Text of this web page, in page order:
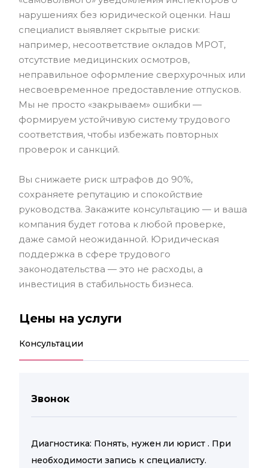
нарушениях без юридической оценки. Наш
специалист выявляет скрытые риски:
например, несоответствие окладов МРОТ,
отсутствие медицинских осмотров,
неправильное оформление сверхурочных или
несвоевременное предоставление отпусков.
Мы не просто «закрываем» ошибки —
формируем устойчивую систему трудового
соответствия, чтобы избежать повторных
проверок и санкций.
Вы снижаете риск штрафов до 90%,
сохраняете репутацию и спокойствие
руководства. Закажите консультацию — и ваша
компания будет готова к любой проверке,
даже самой неожиданной. Юридическая
поддержка в сфере трудового
законодательства — это не расходы, а
инвестиция в стабильность бизнеса.
Цены на услуги
Консультации
Звонок
Диагностика: Понять, нужен ли юрист . При
необходимости запись к специалисту.